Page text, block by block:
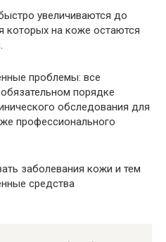
увеличиваются до
которых на коже остаются
проблемы: все
порядке
обследования для
профессионального
заболевания кожи и тем
средства